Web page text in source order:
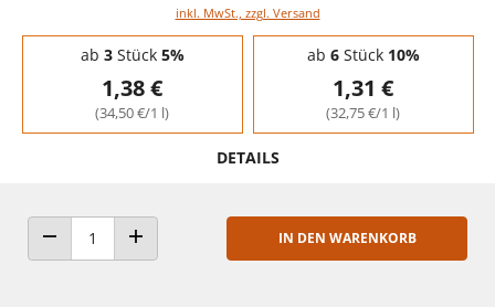
inkl. MwSt., zzgl. Versand
Staffelpreise - Mengenrabatt
ab 3Stück 5%
1,38 €
(34,50 €/1 l)
ab 6Stück 10%
1,31 €
(32,75 €/1 l)
DETAILS
ANZAHL VERRINGERNANZAHL ERHÖHEN
IN DEN WARENKORB